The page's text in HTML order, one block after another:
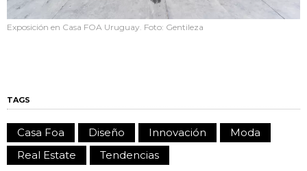
Exposición en Casa FOA Uruguay. Foto: Gentileza
TAGS
Casa Foa Diseño Innovación
Moda
Real Estate
Tendencias